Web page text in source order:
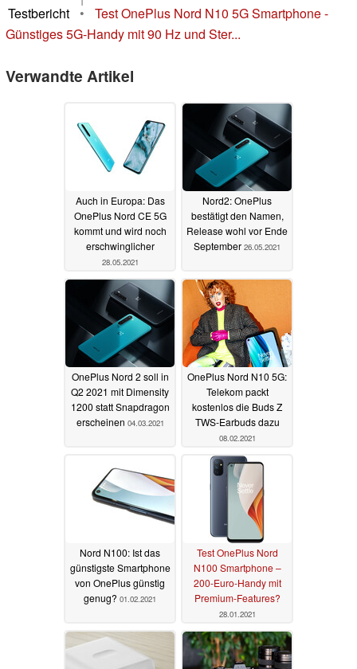
Testbericht
•
Test OnePlus Nord N10 5G Smartphone -
Günstiges 5G-Handy mit 90 Hz und Ster...
Verwandte Artikel
Auch in Europa: Das
OnePlus Nord CE 5G
kommt und wird noch
erschwinglicher
28.05.2021
Nord2: OnePlus
bestätigt den Namen,
Release wohl vor Ende
September 26.05.2021
OnePlus Nord 2 soll in
Q2 2021 mit Dimensity
1200 statt Snapdragon
erscheinen 04.03.2021
OnePlus Nord N10 5G:
Telekom packt
kostenlos die Buds Z
TWS-Earbuds dazu
08.02.2021
Nord N100: Ist das
günstigste Smartphone
von OnePlus günstig
genug? 01.02.2021
Test OnePlus Nord
N100 Smartphone –
200-Euro-Handy mit
Premium-Features?
28.01.2021